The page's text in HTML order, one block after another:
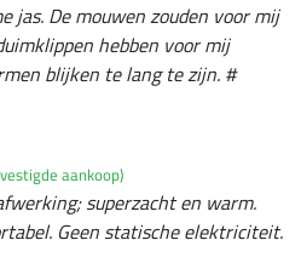
jas. De mouwen zouden voor mij
hebben voor mij
blijken te lang te zijn. #
aankoop)
superzacht en warm.
Geen statische elektriciteit.